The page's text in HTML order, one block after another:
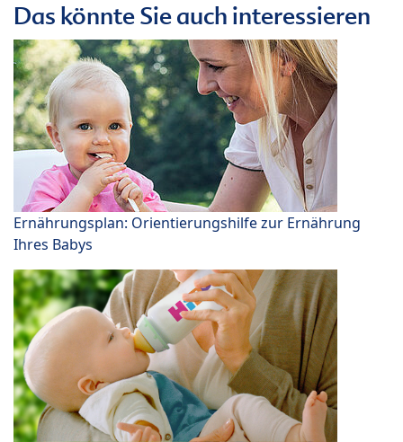
Das könnte Sie auch interessieren
Ernährungsplan: Orientierungshilfe zur Ernährung
Ihres Babys